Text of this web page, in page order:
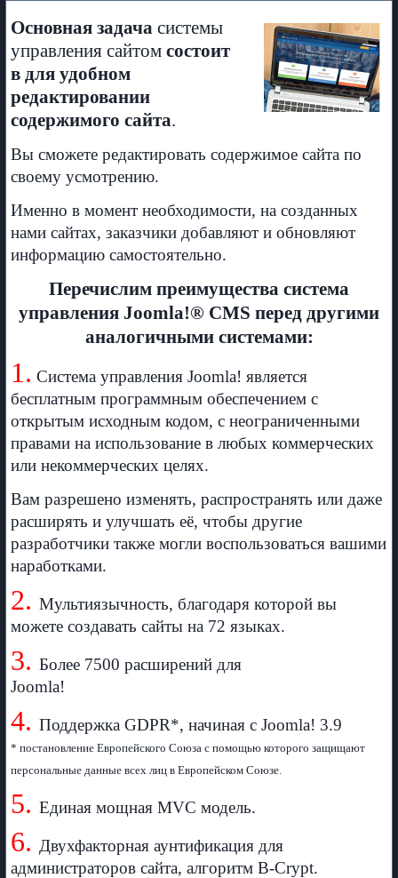
Основная задачасистемы
управления сайтом состоит
в для удобном
редактировании
содержимого сайта.
Вы сможете редактировать содержимое сайта по
своему усмотрению.
Именно в момент необходимости, на созданных
нами сайтах, заказчики добавляют и обновляют
информацию самостоятельно.
Перечислим преимущества система
управления Joomla!® CMS перед другими
аналогичными системами:
1. Система управления Joomla! является
бесплатным программным обеспечением с
открытым исходным кодом, с неограниченными
правами на использование в любых коммерческих
или некоммерческих целях.
Вам разрешено изменять, распространять или даже
расширять и улучшать её, чтобы другие
разработчики также могли воспользоваться вашими
наработками.
2.Мультиязычность, благодаря которой вы
можете создавать сайты на 72 языках.
3.Более 7500 расширений для
Joomla!
4.Поддержка GDPR*, начиная с Joomla! 3.9
* постановление Европейского Союза с помощью которого защищают
персональные данные всех лиц в Европейском Союзе.
5. Единая мощная MVC модель.
6. Двухфакторная аунтификация для
администраторов сайта, алгоритм B-Crypt.